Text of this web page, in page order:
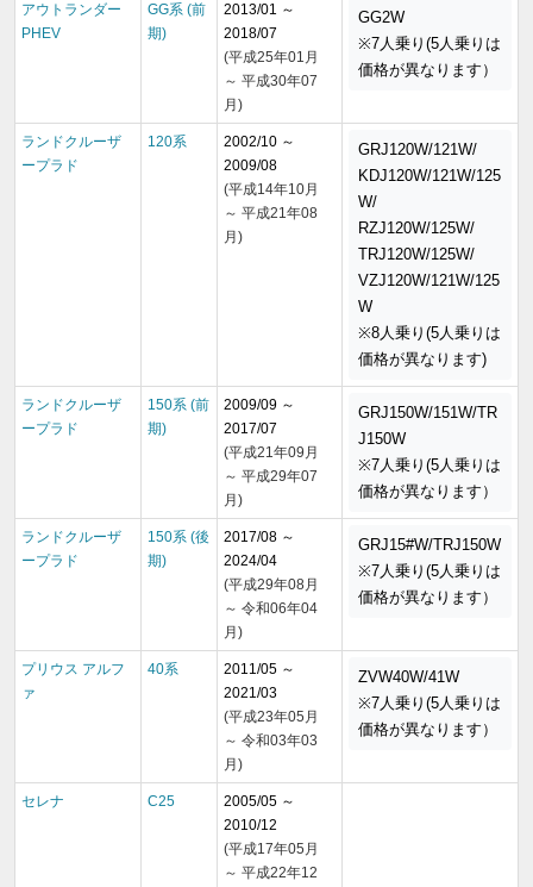
アウトランダー
PHEV
GG系 (前
期)
2013/01 ～
2018/07
(平成25年01月
～ 平成30年07
月)
GG2W
※7人乗り(5人乗りは
価格が異なります）
ランドクルーザ
ープラド
120系
2002/10 ～
2009/08
(平成14年10月
～ 平成21年08
月)
GRJ120W/121W/
KDJ120W/121W/125
W/
RZJ120W/125W/
TRJ120W/125W/
VZJ120W/121W/125
W
※8人乗り(5人乗りは
価格が異なります)
ランドクルーザ
ープラド
150系 (前
期)
2009/09 ～
2017/07
(平成21年09月
～ 平成29年07
月)
GRJ150W/151W/TR
J150W
※7人乗り(5人乗りは
価格が異なります）
ランドクルーザ
ープラド
150系 (後
期)
2017/08 ～
2024/04
(平成29年08月
～ 令和06年04
月)
GRJ15#W/TRJ150W
※7人乗り(5人乗りは
価格が異なります）
プリウス アルフ
ァ
40系
2011/05 ～
2021/03
(平成23年05月
～ 令和03年03
月)
ZVW40W/41W
※7人乗り(5人乗りは
価格が異なります）
セレナ C25
2005/05 ～
2010/12
(平成17年05月
～ 平成22年12